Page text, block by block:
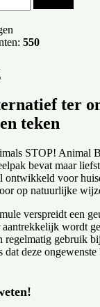
550
ter
teken
STOP! Animal
bevat maar liefst
ontwikkeld voor
op natuurlijke
verspreidt een
aantrekkelijk wordt
regelmatig gebruik
dat deze